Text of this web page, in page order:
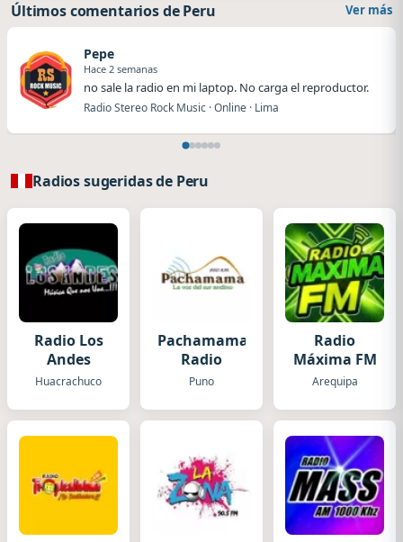
Últimos comentarios de Peru Ver más
Pepe
Hace 2 semanas
no sale la radio en mi laptop. No carga el reproductor.
Radio Stereo Rock Music · Online · Lima
Radios sugeridas de Peru
Radio Los
Andes
Huacrachuco
Pachamama
Radio
Puno
Radio
Máxima FM
Arequipa